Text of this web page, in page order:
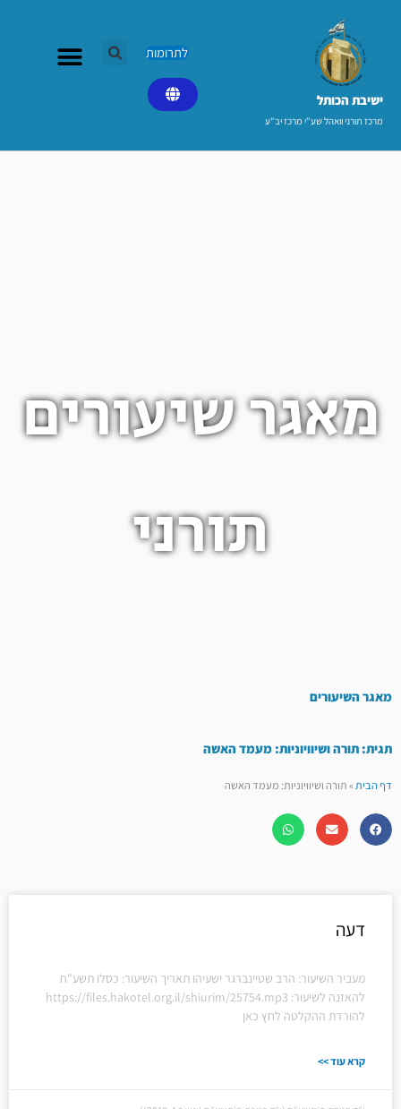
ישיבת הכותל​
מרכז תורני וואהל שע"י מרכז יב"ע
לתרומות
מאגר שיעורים
תורני
מאגר השיעורים
תגית: תורה ושיוויוניות: מעמד האשה
דף הבית»תורה ושיוויוניות: מעמד האשה
דעה
מעביר השיעור: הרב שטיינברגר ישעיהו תאריך השיעור: כסלו תשע"ח
להאזנה לשיעור: https://files.hakotel.org.il/shiurim/25754.mp3
להורדת ההקלטה לחץ כאן
קרא עוד >>